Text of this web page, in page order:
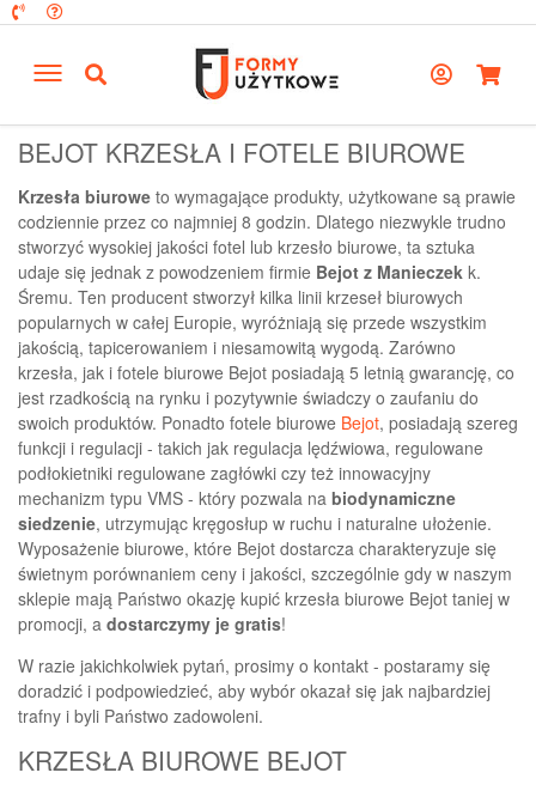
BEJOT KRZESŁA I FOTELE BIUROWE
Krzesła biurowe to wymagające produkty, użytkowane są prawie
codziennie przez co najmniej 8 godzin. Dlatego niezwykle trudno
stworzyć wysokiej jakości fotel lub krzesło biurowe, ta sztuka
udaje się jednak z powodzeniem firmie Bejot z Manieczek k.
Śremu. Ten producent stworzył kilka linii krzeseł biurowych
popularnych w całej Europie, wyróżniają się przede wszystkim
jakością, tapicerowaniem i niesamowitą wygodą. Zarówno
krzesła, jak i fotele biurowe Bejot posiadają 5 letnią gwarancję, co
jest rzadkością na rynku i pozytywnie świadczy o zaufaniu do
swoich produktów. Ponadto fotele biurowe Bejot, posiadają szereg
funkcji i regulacji - takich jak regulacja lędźwiowa, regulowane
podłokietniki regulowane zagłówki czy też innowacyjny
mechanizm typu VMS - który pozwala na biodynamiczne
siedzenie, utrzymując kręgosłup w ruchu i naturalne ułożenie.
Wyposażenie biurowe, które Bejot dostarcza charakteryzuje się
świetnym porównaniem ceny i jakości, szczególnie gdy w naszym
sklepie mają Państwo okazję kupić krzesła biurowe Bejot taniej w
promocji, a dostarczymy je gratis!
W razie jakichkolwiek pytań, prosimy o kontakt - postaramy się
doradzić i podpowiedzieć, aby wybór okazał się jak najbardziej
trafny i byli Państwo zadowoleni.
KRZESŁA BIUROWE BEJOT